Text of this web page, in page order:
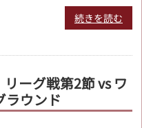
続きを読む
ーグ戦第2節 vs ワ
ラウンド